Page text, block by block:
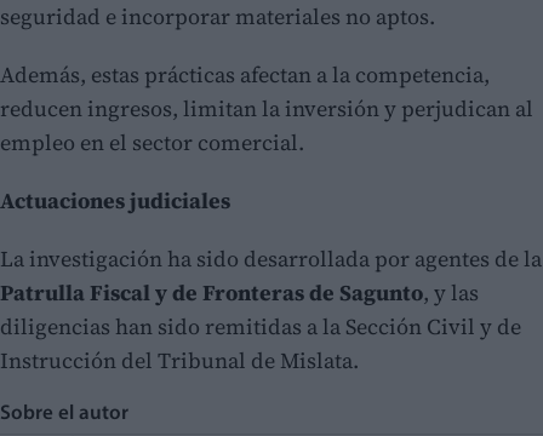
seguridad e incorporar materiales no aptos.
Además, estas prácticas afectan a la competencia,
reducen ingresos, limitan la inversión y perjudican al
empleo en el sector comercial.
Actuaciones judiciales
La investigación ha sido desarrollada por agentes de la
Patrulla Fiscal y de Fronteras de Sagunto, y las
diligencias han sido remitidas a la Sección Civil y de
Instrucción del Tribunal de Mislata.
Sobre el autor